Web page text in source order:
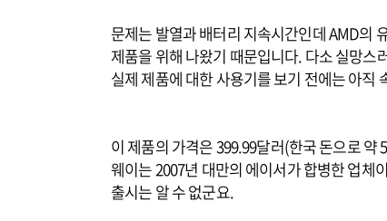
문제는 발열과 배터리 지속시간인데 AMD의
제품을 위해 나왔기 때문입니다. 다소 실망
실제 제품에 대한 사용기를 보기 전에는 아직
이 제품의 가격은 399.99달러(한국 돈으로
웨이는 2007년 대만의 에이서가 합병한 업체
출시는 알 수 없군요.